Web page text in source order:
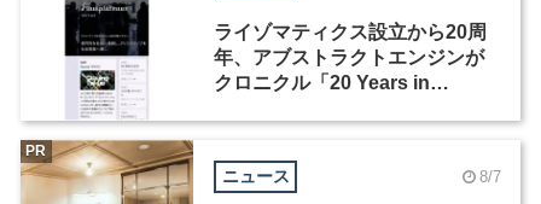
ライゾマティクス設立から20周
年、アブストラクトエンジンが
クロニクル「20 Years in
ニュース 8/7
PR